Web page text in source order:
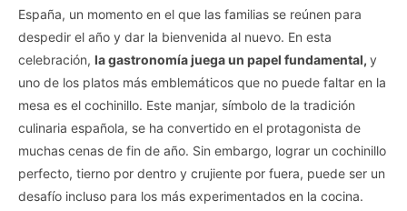
España, un momento en el que las familias se reúnen para
despedir el año y dar la bienvenida al nuevo. En esta
celebración, la gastronomía juega un papel fundamental, y
uno de los platos más emblemáticos que no puede faltar en la
mesa es el cochinillo. Este manjar, símbolo de la tradición
culinaria española, se ha convertido en el protagonista de
muchas cenas de fin de año. Sin embargo, lograr un cochinillo
perfecto, tierno por dentro y crujiente por fuera, puede ser un
desafío incluso para los más experimentados en la cocina.